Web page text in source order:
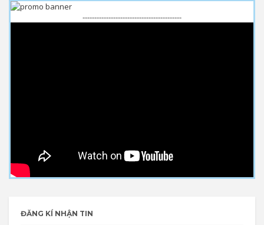
------------------------------------------
ĐĂNG KÍ NHẬN TIN